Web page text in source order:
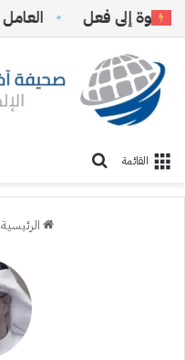
فعل ‏العامل المصري
القائمة
الرئيسية